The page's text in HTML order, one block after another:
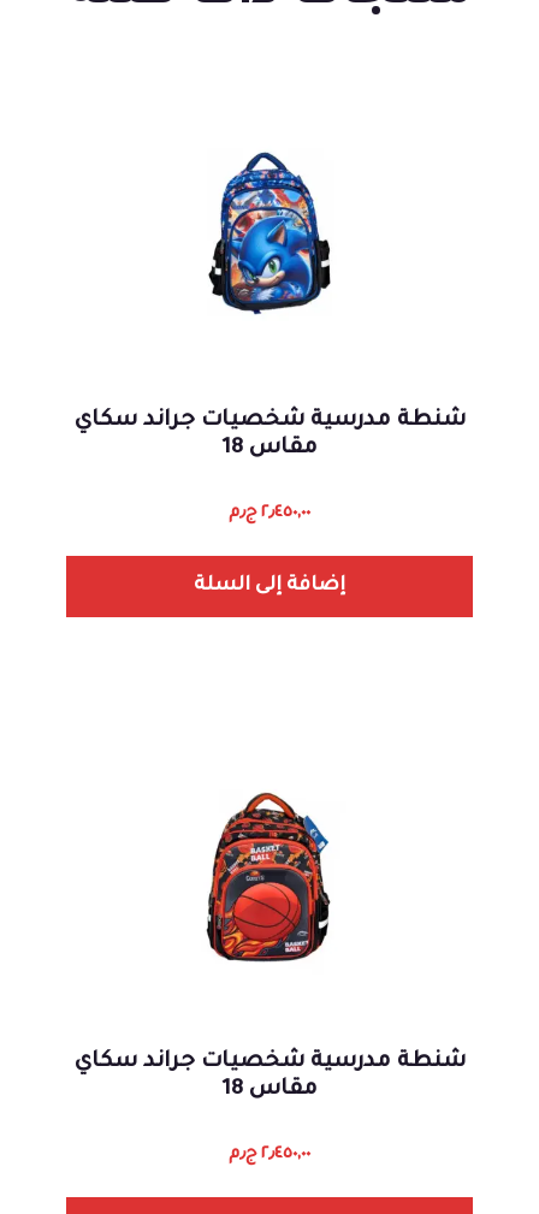
شنطة مدرسية شخصيات جراند سكاي
مقاس 18
٢٫٤٥٠,٠٠ ج٫م
إضافة إلى السلة
شنطة مدرسية شخصيات جراند سكاي
مقاس 18
٢٫٤٥٠,٠٠ ج٫م